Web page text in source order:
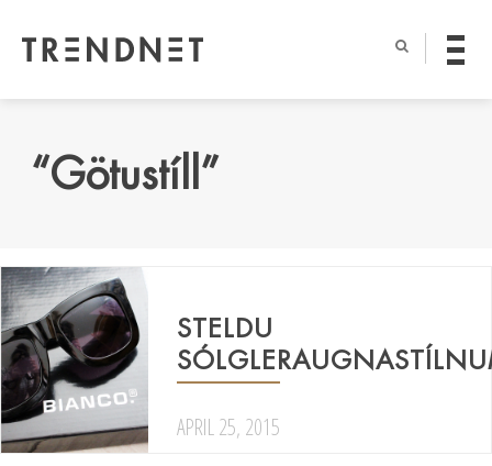
“Götustíll”
STELDU
APRIL 25, 2015